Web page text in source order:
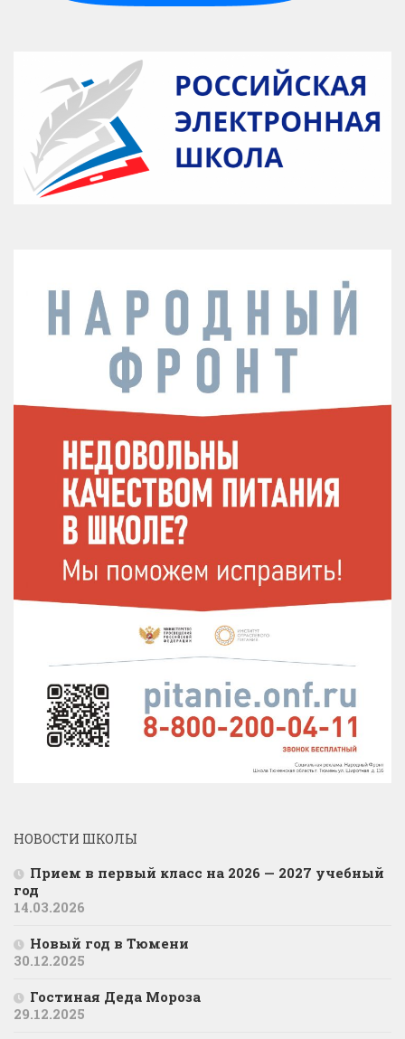
НОВОСТИ ШКОЛЫ
Прием в первый класс на 2026 — 2027 учебный
год
14.03.2026
Новый год в Тюмени
30.12.2025
Гостиная Деда Мороза
29.12.2025